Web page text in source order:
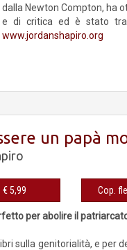
dalla Newton Compton, ha
e di critica ed è stato
www.jordanshapiro.org
un papà
eBook € 5,99
per abolire il
sulla genitorialità, e per